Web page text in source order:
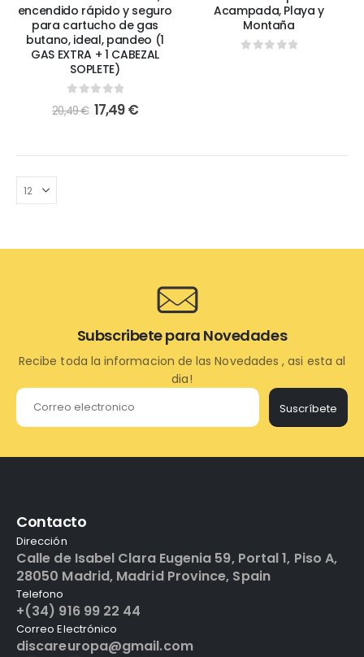
encendido rápido y seguro
para cartucho de gas
butano, ideal, pandeo (1
GAS EXTRA + 1 CABEZAL
SOPLETE)
out of 5
20,49€ 17,49€
Acampada, Playa y
Montaña
Subscribete para Novedades
Recibe toda la informacion de las Novedades , asi esta al
dia!
Suscríbete
Contacto
Dirección
Calle de Isabel Clara Eugenia 59, Portal 1, Piso A,
28050 Madrid, Madrid Province, Spain
Telefono
+(34) 916 99 22 44
Correo Electrónico
discareuropa@gmail.com